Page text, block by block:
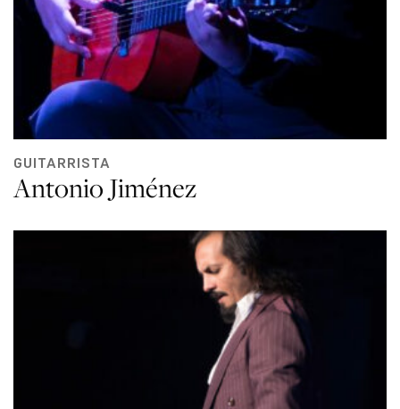
GUITARRISTA
Antonio Jiménez